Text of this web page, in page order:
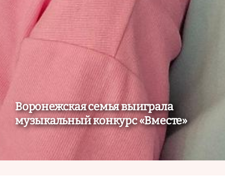
Воронежская семья выиграла
музыкальный конкурс «Вместе»